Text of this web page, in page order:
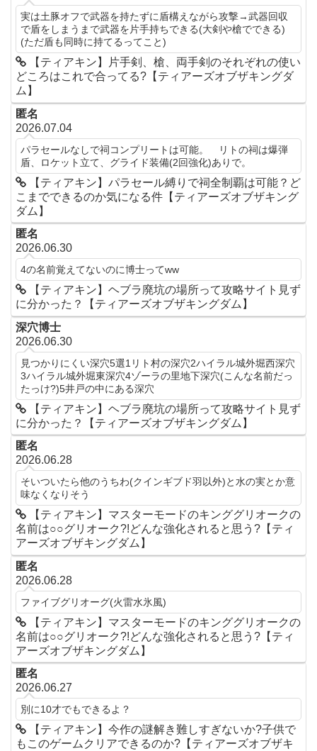
実は土豚オフで武器を持たずに盾構えながら攻撃→武器回収
で盾をしまうまで武器を片手持ちできる(大剣や槍でできる)
(ただ盾も同時に持てるってこと)
【ティアキン】片手剣、槍、両手剣のそれぞれの使い
どころはこれで合ってる?【ティアーズオブザキングダ
ム】
匿名
2026.07.04
パラセールなしで祠コンプリートは可能。 リトの祠は爆弾
盾、ロケット立て、グライド装備(2回強化)ありで。
【ティアキン】パラセール縛りで祠全制覇は可能？ど
こまでできるのか気になる件【ティアーズオブザキング
ダム】
匿名
2026.06.30
4の名前覚えてないのに博士ってww
【ティアキン】ヘブラ廃坑の場所って攻略サイト見ず
に分かった？【ティアーズオブザキングダム】
深穴博士
2026.06.30
見つかりにくい深穴5選1リト村の深穴2ハイラル城外堀西深穴
3ハイラル城外堀東深穴4ゾーラの里地下深穴(こんな名前だっ
たっけ?)5井戸の中にある深穴
【ティアキン】ヘブラ廃坑の場所って攻略サイト見ず
に分かった？【ティアーズオブザキングダム】
匿名
2026.06.28
そいついたら他のうちわ(クインギブド羽以外)と水の実とか意
味なくなりそう
【ティアキン】マスターモードのキンググリオークの
名前は○○グリオーク?!どんな強化されると思う?【ティ
アーズオブザキングダム】
匿名
2026.06.28
ファイブグリオーグ(火雷水氷風)
【ティアキン】マスターモードのキンググリオークの
名前は○○グリオーク?!どんな強化されると思う?【ティ
アーズオブザキングダム】
匿名
2026.06.27
別に10才でもできるよ？
【ティアキン】今作の謎解き難しすぎないか?子供で
もこのゲームクリアできるのか?【ティアーズオブザキ